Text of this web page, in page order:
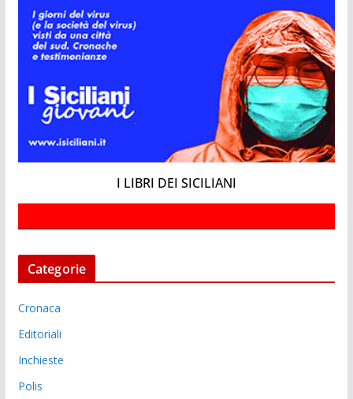
I LIBRI DEI SICILIANI
Categorie
Cronaca
Editoriali
Inchieste
Polis